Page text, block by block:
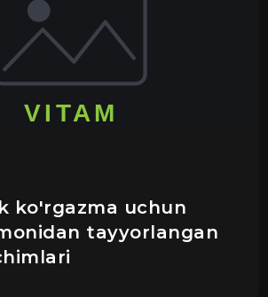
ko'rgazma uchun
tayyorlangan